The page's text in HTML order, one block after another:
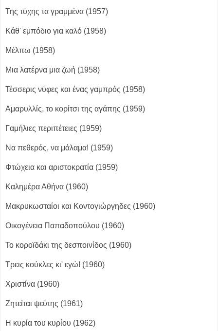
Της τύχης τα γραμμένα (1957)
Κάθ' εμπόδιο για καλό (1958)
Μέλπω (1958)
Μια λατέρνα μια ζωή (1958)
Τέσσερις νύφες και ένας γαμπρός (1958)
Αμαρυλλίς, το κορίτσι της αγάπης (1959)
Γαμήλιες περιπέτειες (1959)
Να πεθερός, να μάλαμα! (1959)
Φτώχεια και αριστοκρατία (1959)
Καλημέρα Αθήνα (1960)
Μακρυκωσταίοι και Κοντογιώργηδες (1960)
Οικογένεια Παπαδοπούλου (1960)
Το κοροϊδάκι της δεσποινίδος (1960)
Τρεις κούκλες κι' εγώ! (1960)
Χριστίνα (1960)
Ζητείται ψεύτης (1961)
Η κυρία του κυρίου (1962)